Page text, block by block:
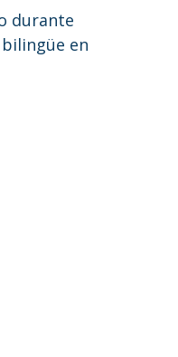
durante
en